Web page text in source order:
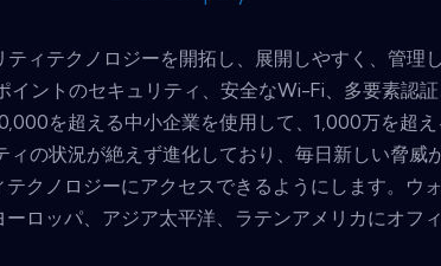
ィテクノロジーを開拓し、展開しやすく、管理
ントのセキュリティ、安全なWi-Fi、多要素認
を超える中小企業を使用して、1,000万を超
の状況が絶えず進化しており、毎日新しい脅
クノロジーにアクセスできるようにします。ウ
ロッパ、アジア太平洋、ラテンアメリカにオフィ